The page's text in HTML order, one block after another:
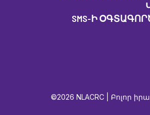
SMS-Ի
©2026 NLACRC | Բոլոր